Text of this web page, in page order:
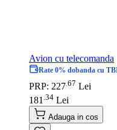
Avion cu telecomanda
Rate 0% dobanda cu
PRP: 227 67 Lei
181 34 Lei
Adauga in cos